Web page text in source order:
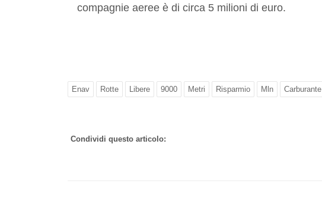
compagnie aeree è di circa 5 milioni di euro.
Enav Rotte Libere 9000 Metri Risparmio Mln Carburante
Condividi questo articolo: